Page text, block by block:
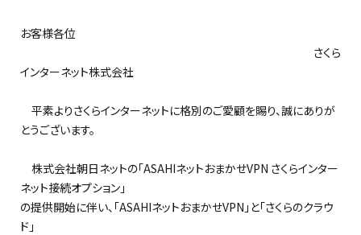
お客様各位
さくら
インターネット株式会社
平素よりさくらインターネットに格別のご愛顧を賜り、誠にありが
とうございます。
株式会社朝日ネットの「ASAHIネットおまかせVPN さくらインター
ネット接続オプション」
の提供開始に伴い、「ASAHIネットおまかせVPN」と「さくらのクラウ
ド」